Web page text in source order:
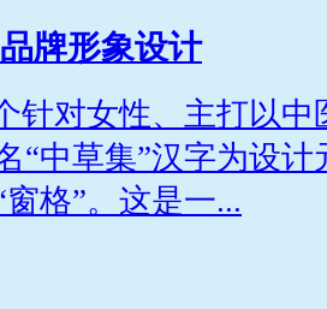
牌形象设计
针对女性、主打以
“中草集”汉字为设
格”。这是一...